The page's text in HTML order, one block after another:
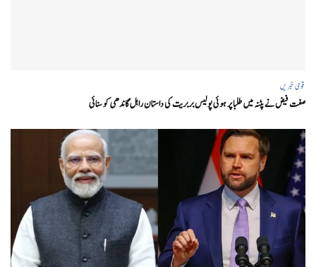
قومی خبریں
صفت فیض نے پٹنہ میں طلبا پر ہوئی پولیس بربریت کی داستان راہل گاندھی کو سنائی